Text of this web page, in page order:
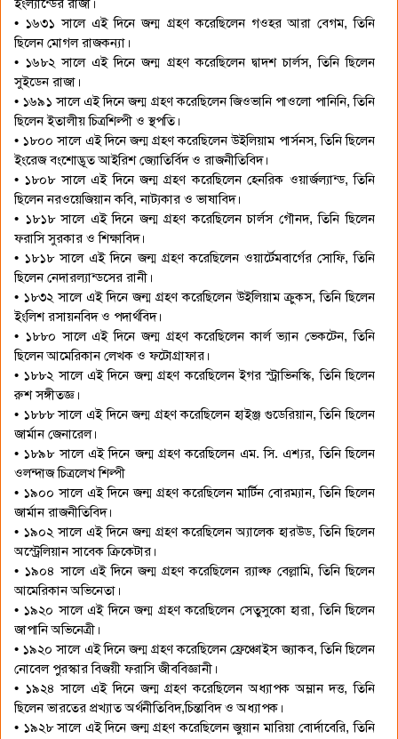
ইংল্যান্ডের রাজা।
• ১৬৩১ সালে এই দিনে জন্ম গ্রহণ করেছিলেন গওহর আরা বেগম, তিনি
ছিলেন মোগল রাজকন্যা।
• ১৬৮২ সালে এই দিনে জন্ম গ্রহণ করেছিলেন দ্বাদশ চার্লস, তিনি ছিলেন
সুইডেন রাজা।
• ১৬৯১ সালে এই দিনে জন্ম গ্রহণ করেছিলেন জিওভানি পাওলো পানিনি, তিনি
ছিলেন ইতালীয় চিত্রশিল্পী ও স্থপতি।
• ১৮০০ সালে এই দিনে জন্ম গ্রহণ করেছিলেন উইলিয়াম পার্সনস, তিনি ছিলেন
ইংরেজ বংশোদ্ভূত আইরিশ জ্যোতির্বিদ ও রাজনীতিবিদ।
• ১৮০৮ সালে এই দিনে জন্ম গ্রহণ করেছিলেন হেনরিক ওয়ার্জল্যান্ড, তিনি
ছিলেন নরওয়েজিয়ান কবি, নাট্যকার ও ভাষাবিদ।
• ১৮১৮ সালে এই দিনে জন্ম গ্রহণ করেছিলেন চার্লস গৌনদ, তিনি ছিলেন
ফরাসি সুরকার ও শিক্ষাবিদ।
• ১৮১৮ সালে এই দিনে জন্ম গ্রহণ করেছিলেন ওয়ার্টেমবার্গের সোফি, তিনি
ছিলেন নেদারল্যান্ডসের রানী।
• ১৮৩২ সালে এই দিনে জন্ম গ্রহণ করেছিলেন উইলিয়াম ক্রুকস, তিনি ছিলেন
ইংলিশ রসায়নবিদ ও পদার্থবিদ।
• ১৮৮০ সালে এই দিনে জন্ম গ্রহণ করেছিলেন কার্ল ভ্যান ভেকটেন, তিনি
ছিলেন আমেরিকান লেখক ও ফটোগ্রাফার।
• ১৮৮২ সালে এই দিনে জন্ম গ্রহণ করেছিলেন ইগর স্ট্রাভিনস্কি, তিনি ছিলেন
রুশ সঙ্গীতজ্ঞ।
• ১৮৮৮ সালে এই দিনে জন্ম গ্রহণ করেছিলেন হাইঞ্জ গুডেরিয়ান, তিনি ছিলেন
জার্মান জেনারেল।
• ১৮৯৮ সালে এই দিনে জন্ম গ্রহণ করেছিলেন এম. সি. এশ্যর, তিনি ছিলেন
ওলন্দাজ চিত্রলেখ শিল্পী
• ১৯০০ সালে এই দিনে জন্ম গ্রহণ করেছিলেন মার্টিন বোরম্যান, তিনি ছিলেন
জার্মান রাজনীতিবিদ।
• ১৯০২ সালে এই দিনে জন্ম গ্রহণ করেছিলেন অ্যালেক হারউড, তিনি ছিলেন
অস্ট্রেলিয়ান সাবেক ক্রিকেটার।
• ১৯০৪ সালে এই দিনে জন্ম গ্রহণ করেছিলেন র‌্যাল্ফ বেল্লামি, তিনি ছিলেন
আমেরিকান অভিনেতা।
• ১৯২০ সালে এই দিনে জন্ম গ্রহণ করেছিলেন সেতুসুকো হারা, তিনি ছিলেন
জাপানি অভিনেত্রী।
• ১৯২০ সালে এই দিনে জন্ম গ্রহণ করেছিলেন ফ্রেঞ্চোইস জ্যাকব, তিনি ছিলেন
নোবেল পুরস্কার বিজয়ী ফরাসি জীববিজ্ঞানী।
• ১৯২৪ সালে এই দিনে জন্ম গ্রহণ করেছিলেন অধ্যাপক অম্লান দত্ত, তিনি
ছিলেন ভারতের প্রখ্যাত অর্থনীতিবিদ,চিন্তাবিদ ও অধ্যাপক।
• ১৯২৮ সালে এই দিনে জন্ম গ্রহণ করেছিলেন জুয়ান মারিয়া বোর্দাবেরি, তিনি